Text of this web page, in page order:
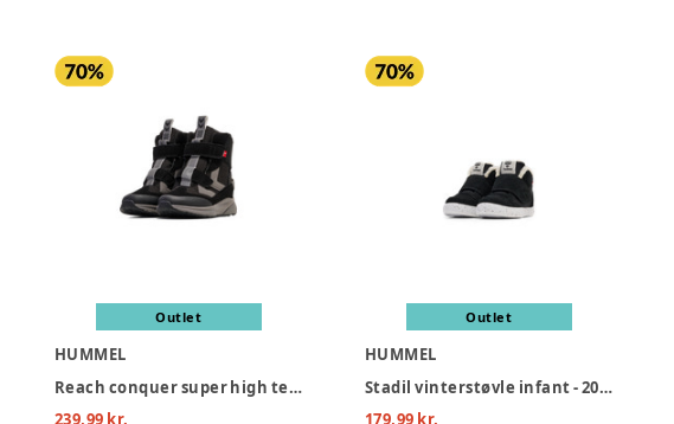
Outlet
HUMMEL
Reach conquer super high tex JR - 2448
239,99 kr.
Outlet
HUMMEL
Stadil vinterstøvle infant - 2001
179,99 kr.